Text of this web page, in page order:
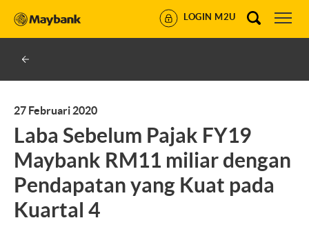
LOGIN M2U
27 Februari 2020
Laba Sebelum Pajak FY19
Maybank RM11 miliar dengan
Pendapatan yang Kuat pada
Kuartal 4